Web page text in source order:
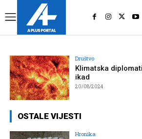
Društvo
Klimatska
ikad
20/08/2024
OSTALE VIJESTI
Hronika